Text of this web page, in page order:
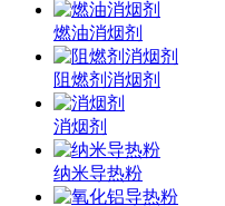
燃油消烟剂
阻燃剂消烟剂
消烟剂
纳米导热粉